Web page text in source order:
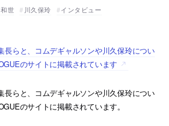
世 川久保玲 インタビュー
長らと、コムデギャルソンや川久保玲につい
のサイトに掲載されています
長らと、コムデギャルソンや川久保玲につい
のサイトに掲載されています。